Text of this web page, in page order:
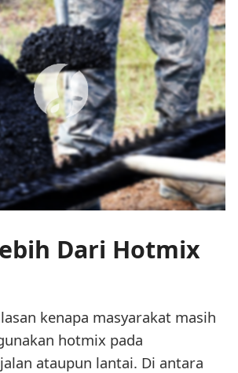
Dari Hotmix
kenapa masyarakat masih
hotmix pada
ataupun lantai. Di antara